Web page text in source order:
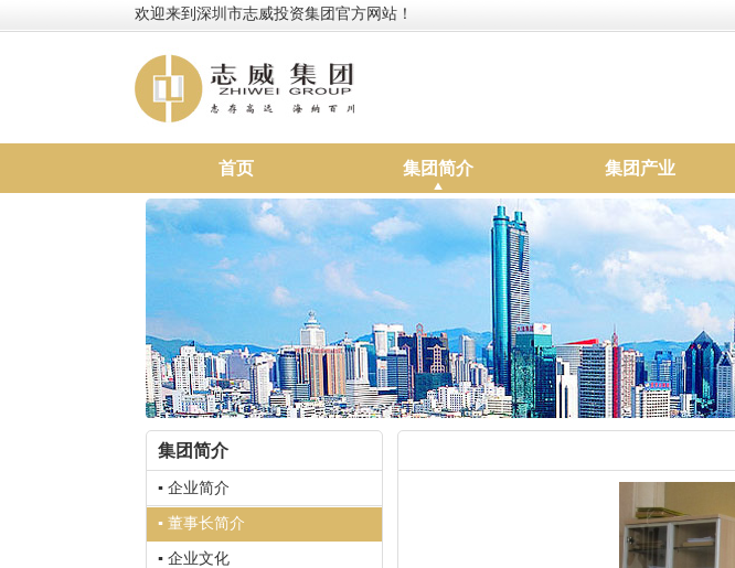
欢迎来到深圳市志威投资集团官方网站！
首页 集团简介 集团产业
集团简介
▪ 企业简介
▪ 董事长简介
▪ 企业文化